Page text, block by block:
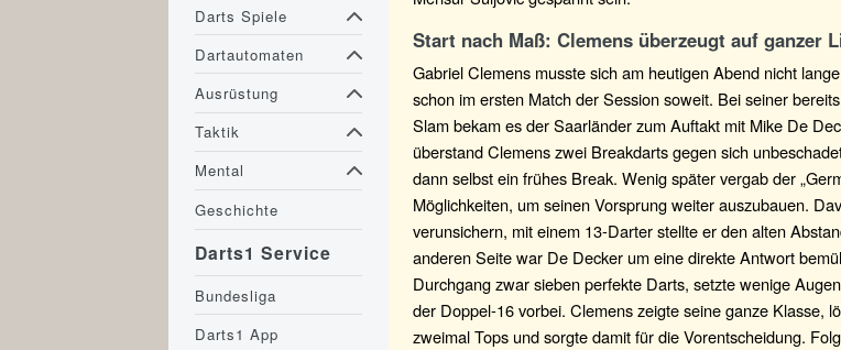
Start nach Maß: Clemens überzeugt auf ganzer
Gabriel Clemens musste sich am heutigen Abend nicht
schon im ersten Match der Session soweit. Bei seiner
Slam bekam es der Saarländer zum Auftakt mit Mike De
überstand Clemens zwei Breakdarts gegen sich
dann selbst ein frühes Break. Wenig später vergab der
Möglichkeiten, um seinen Vorsprung weiter auszubauen.
verunsichern, mit einem 13-Darter stellte er den alten
anderen Seite war De Decker um eine direkte Antwort
Durchgang zwar sieben perfekte Darts, setzte wenige
der Doppel-16 vorbei. Clemens zeigte seine ganze Klasse,
zweimal Tops und sorgte damit für die Vorentscheidung.
Darts Spiele
Dartautomaten
Ausrüstung
Taktik
Mental
Geschichte
Darts1 Service
Bundesliga
Darts1 App